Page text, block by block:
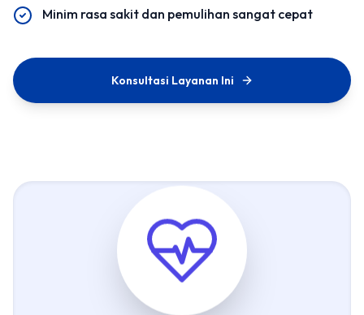
Minim rasa sakit dan pemulihan sangat cepat
Konsultasi Layanan Ini